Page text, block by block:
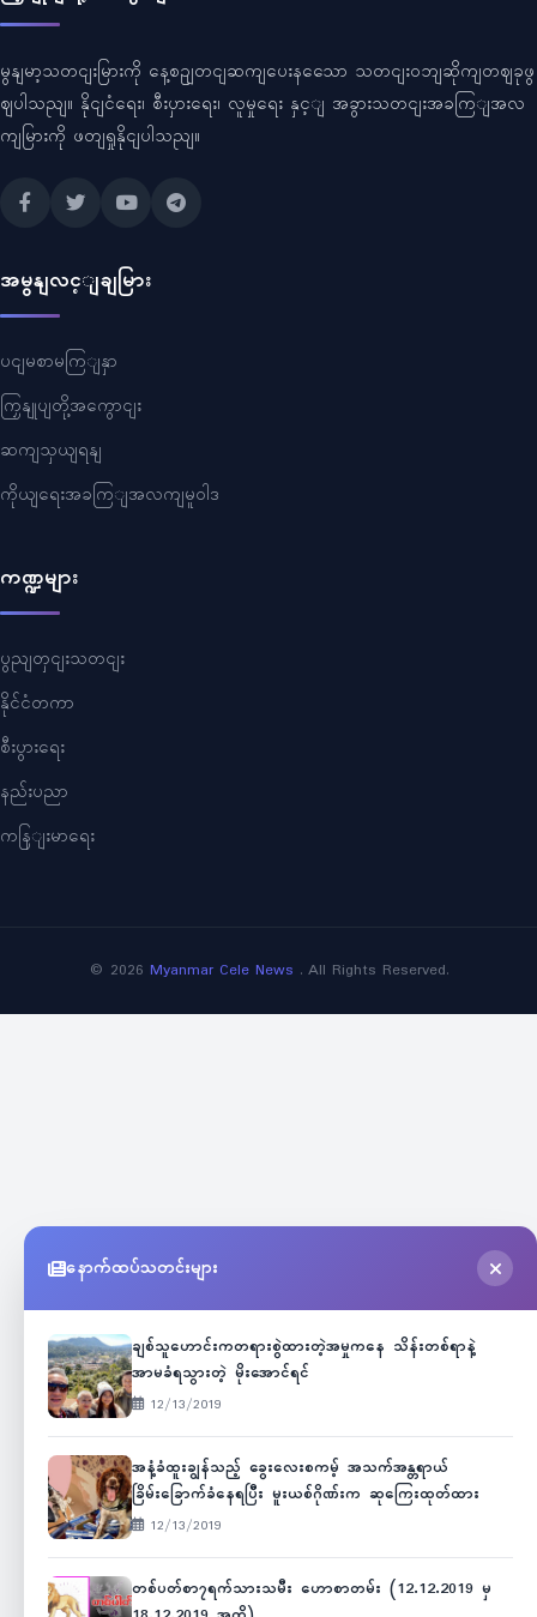
မွနျမာ့သတငျးမြားကို နေ့စဥျတငျဆကျပေးနသေော သတငျးဝဘျဆိုကျတဈခုဖွ
ဈပါသညျ။ နိုငျငံရေး၊ စီးပှားရေး၊ လူမှုရေး နှင့ျ အခွားသတငျးအခကြျအလ
ကျမြားကို ဖတျရှုနိုငျပါသညျ။
အမွနျလင့ျချမြား
ပငျမစာမကြျနှာ
ကြှနျုပျတို့အကွောငျး
ဆကျသှယျရနျ
ကိုယျရေးအခကြျအလကျမူဝါဒ
ကဏ္ဍများ
ပွညျတှငျးသတငျး
နိုင်ငံတကာ
စီးပွားရေး
နည်းပညာ
ကနြျးမာရေး
© 2026 Myanmar Cele News . All Rights Reserved.
နောက်ထပ်သတင်းများ
ချစ်သူဟောင်းကတရားစွဲထားတဲ့အမှုကနေ သိန်းတစ်ရာနဲ့
အာမခံရသွားတဲ့ မိုးအောင်ရင်
12/13/2019
အနံ့ခံထူးချွန်သည့် ခွေးလေးစကမ့် အသက်အန္တရာယ်
ခြိမ်းခြောက်ခံနေရပြီး မူးယစ်ဂိုဏ်းက ဆုကြေးထုတ်ထား
12/13/2019
တစ်ပတ်စာ၇ရက်သားသမီး ဟောစာတမ်း (12.12.2019 မှ